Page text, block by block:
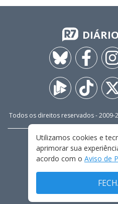
Todos os direitos reservados - 2009-
FALE
TERMOS E
Utilizamos cookies e
aprimorar sua
acordo com o Aviso de